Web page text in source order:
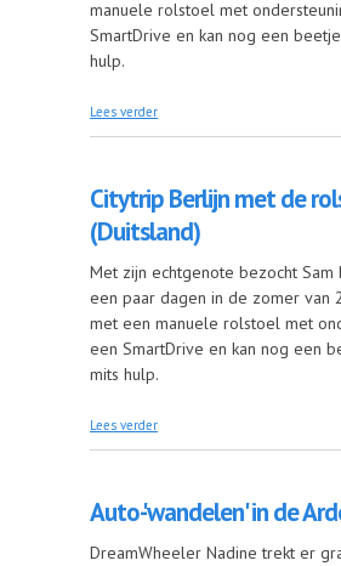
manuele rolstoel met
SmartDrive en kan nog een
hulp.
Lees verder
Citytrip Berlijn met de
(Duitsland)
Met zijn echtgenote bezocht
een paar dagen in de zomer van
met een manuele rolstoel met
een SmartDrive en kan nog een
mits hulp.
Lees verder
Auto-'wandelen' in de
DreamWheeler Nadine trekt er